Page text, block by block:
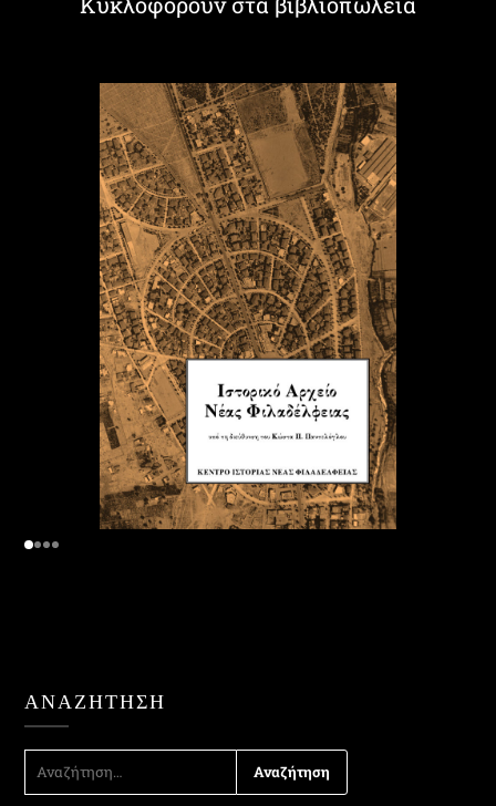
ΑΝΑΖΉΤΗΣΗ
ΑΝΑΖΉΤΗΣΗ
ΓΙΑ: